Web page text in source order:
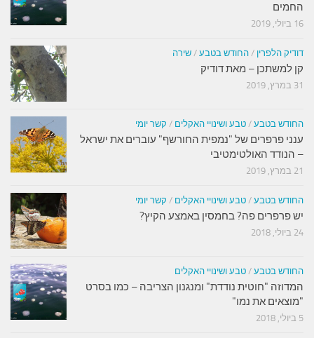
החמים
16 ביולי, 2019
דודיק הלפרין / החודש בטבע / שירה
קן למשתכן – מאת דודיק
31 במרץ, 2019
החודש בטבע / טבע ושינויי האקלים / קשר יומי
ענני פרפרים של "נמפית החורשף" עוברים את ישראל
– הנודד האולטימטיבי
21 במרץ, 2019
החודש בטבע / טבע ושינויי האקלים / קשר יומי
יש פרפרים פה? בחמסין באמצע הקיץ?
24 ביולי, 2018
החודש בטבע / טבע ושינויי האקלים
המדוזה "חוטית נודדת" ומנגנון הצריבה – כמו בסרט
"מוצאים את נמו"
5 ביולי, 2018